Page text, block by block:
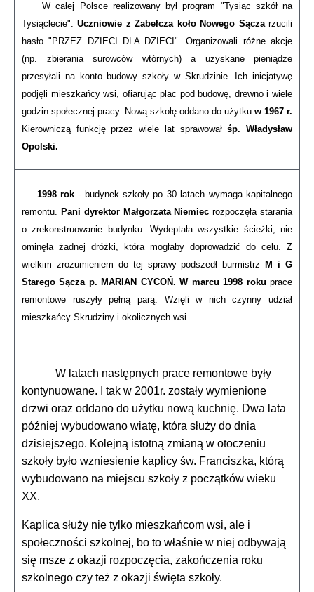
W całej Polsce realizowany był program "Tysiąc szkół na
Tysiąclecie".Uczniowie z Zabełcza koło Nowego Sączarzucili
hasło "PRZEZ DZIECI DLA DZIECI". Organizowali różne akcje
(np. zbierania surowców wtórnych) a uzyskane pieniądze
przesyłali na konto budowy szkoły w Skrudzinie. Ich inicjatywę
podjęli mieszkańcy wsi, ofiarując plac pod budowę, drewno i wiele
godzin społecznej pracy. Nową szkołę oddano do użytku w 1967 r.
Kierowniczą funkcję przez wiele lat sprawowałśp. Władysław
Opolski.
1998 rok- budynek szkoły po 30 latach wymaga kapitalnego
remontu. Pani dyrektor Małgorzata Niemiec rozpoczęła starania
o zrekonstruowanie budynku. Wydeptała wszystkie ścieżki, nie
ominęła żadnej dróżki, która mogłaby doprowadzić do celu. Z
wielkim zrozumieniem do tej sprawy podszedł burmistrz
M i G
Starego Sącza p. MARIAN CYCOŃ. W marcu 1998 roku prace
remontowe ruszyły pełną parą. Wzięli w nich czynny udział
mieszkańcy Skrudziny i okolicznych wsi.
W latach następnych prace remontowe były
kontynuowane. I tak w 2001r. zostały wymienione
drzwi oraz oddano do użytku nową kuchnię. Dwa lata
później wybudowano wiatę, która służy do dnia
dzisiejszego. Kolejną istotną zmianą w otoczeniu
szkoły było wzniesienie kaplicy św. Franciszka, którą
wybudowano na miejscu szkoły z początków wieku
XX.
Kaplica służy nie tylko mieszkańcom wsi, ale i
społeczności szkolnej, bo to właśnie w niej odbywają
się msze z okazji rozpoczęcia, zakończenia roku
szkolnego czy też z okazji święta szkoły.